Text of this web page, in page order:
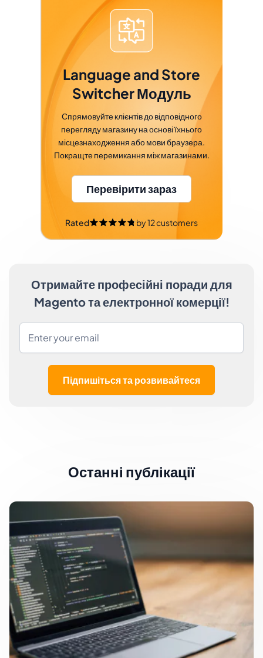
Language and Store
Switcher Модуль
Спрямовуйте клієнтів до відповідного
перегляду магазину на основі їхнього
місцезнаходження або мови браузера.
Покращте перемикання між магазинами.
Перевірити зараз
Rated by12customers
Отримайте професійні поради для
Magento та електронної комерції!
Підпишіться та розвивайтеся
Останні публікації